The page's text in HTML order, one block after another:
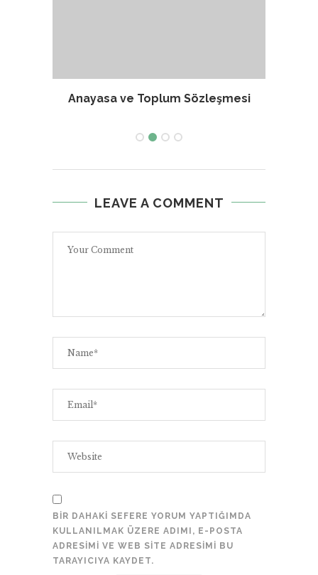
Anayasa ve Toplum Sözleşmesi
LEAVE A COMMENT
BIR DAHAKI SEFERE YORUM YAPTIĞIMDA
KULLANILMAK ÜZERE ADIMI, E-POSTA
ADRESIMI VE WEB SITE ADRESIMI BU
TARAYICIYA KAYDET.